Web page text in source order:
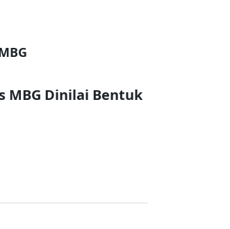
MBG Dinilai Bentuk